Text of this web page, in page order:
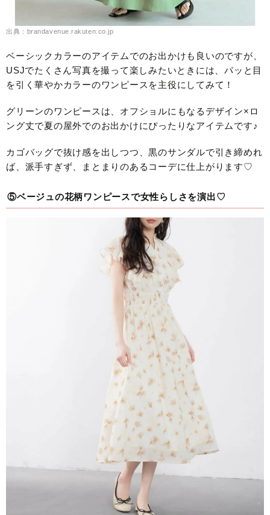
出典：brandavenue.rakuten.co.jp
ベーシックカラーのアイテムでのお出かけも良いのですが、
USJでたくさん写真を撮って楽しみたいときには、パッと目
を引く華やかカラーのワンピースを主役にしてみて！
グリーンのワンピースは、オフショルにもなるデザイン×ロ
ング丈で夏の屋外でのお出かけにぴったりなアイテムです♪
カゴバッグで抜け感を出しつつ、黒のサンダルで引き締めれ
ば、派手すぎず、まとまりのあるコーデに仕上がります♡
⑤ベージュの花柄ワンピースで女性らしさを演出♡